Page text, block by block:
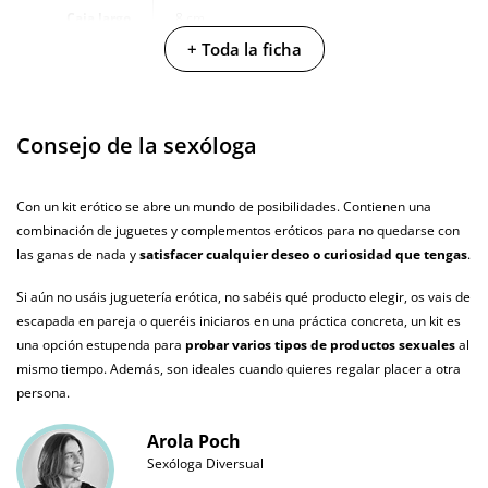
En la sección de opiniones puedes ver6 opiniones
producto. Todas las opiniones que recibimos de los artículos que
importante, y nos ayuda a mejorar y ofrecer un mejor servicio al resto de
usuarios.
2.5 cm
Producto
No testado en
animales
Garantías 3 años de garantía
Producto
original
¿Cuándo lo
recibo?
El martes 11 de agosto (fecha estimada)
+ Toda la ficha
Consejo de la sexóloga
Con un kit erótico se abre un mundo de posibilidades. Contienen una
combinación de juguetes y complementos eróticos para no quedarse con
las ganas de nada ysatisfacer cualquier deseo o curiosidad que tengas.
Si aún no usáis juguetería erótica, no sabéis qué producto elegir, os vais de
escapada en pareja o queréis iniciaros en una práctica concreta, un kit es
una opción estupenda para probar varios tipos de productos sexualesal
mismo tiempo. Además, son ideales cuando quieres regalar placer a otra
persona.
Arola Poch
Sexóloga Diversual